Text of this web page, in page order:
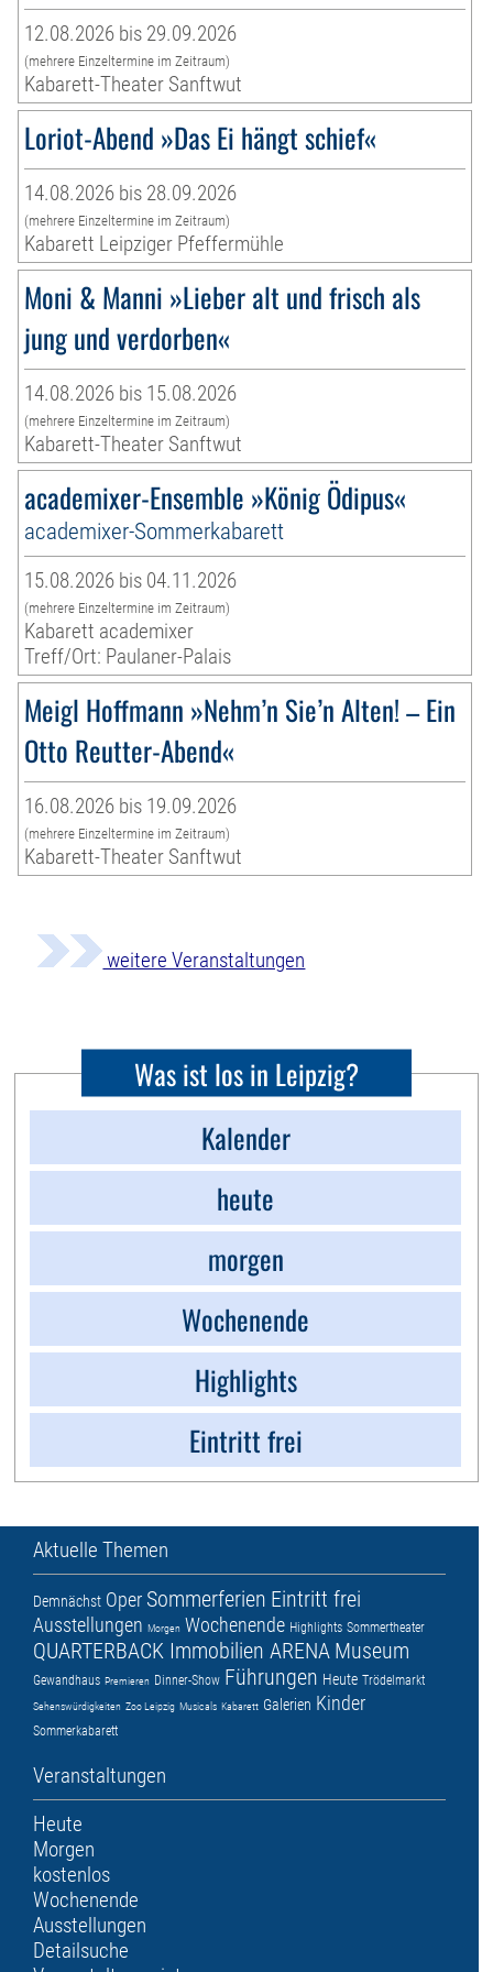
12.08.2026 bis 29.09.2026
(mehrere Einzeltermine im Zeitraum)
Kabarett-Theater Sanftwut
Loriot-Abend »Das Ei hängt schief«
14.08.2026 bis 28.09.2026
(mehrere Einzeltermine im Zeitraum)
Kabarett Leipziger Pfeffermühle
Moni & Manni »Lieber alt und frisch als
jung und verdorben«
14.08.2026 bis 15.08.2026
(mehrere Einzeltermine im Zeitraum)
Kabarett-Theater Sanftwut
academixer-Ensemble »König Ödipus«
academixer-Sommerkabarett
15.08.2026 bis 04.11.2026
(mehrere Einzeltermine im Zeitraum)
Kabarett academixer
Treff/Ort: Paulaner-Palais
Meigl Hoffmann »Nehm’n Sie’n Alten! – Ein
Otto Reutter-Abend«
16.08.2026 bis 19.09.2026
(mehrere Einzeltermine im Zeitraum)
Kabarett-Theater Sanftwut
weitere Veranstaltungen
Was ist los in Leipzig?
Kalender
heute
morgen
Wochenende
Highlights
Eintritt frei
Aktuelle Themen
Demnächst Oper Sommerferien Eintritt frei
Ausstellungen Morgen Wochenende Highlights Sommertheater
QUARTERBACK Immobilien ARENA Museum
Gewandhaus Premieren Dinner-Show Führungen Heute Trödelmarkt
Sehenswürdigkeiten Zoo Leipzig Musicals Kabarett Galerien Kinder
Sommerkabarett
Veranstaltungen
Heute
Morgen
kostenlos
Wochenende
Ausstellungen
Detailsuche